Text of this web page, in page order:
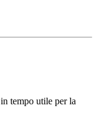
tempo utile per la